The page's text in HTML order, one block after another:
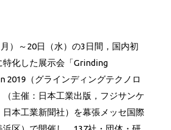
）～20日（水）の3日間，国内初
特化した展示会「Grinding
2019（グラインディングテクノロ
主催：日本工業出版，フジサンケ
日本工業新聞社）を幕張メッセ国際